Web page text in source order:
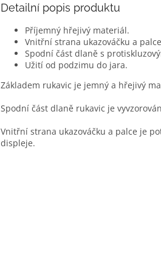
Detailní popis produktu
Příjemný hřejivý materiál.
Vnitřní strana ukazováčku a
Spodní část dlaně s
Užití od podzimu do jara.
Základem rukavic je jemný a hřejivý
Spodní část dlaně rukavic je
Vnitřní strana ukazováčku a palce je
displeje.